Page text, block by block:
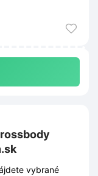
akcie
vybrané